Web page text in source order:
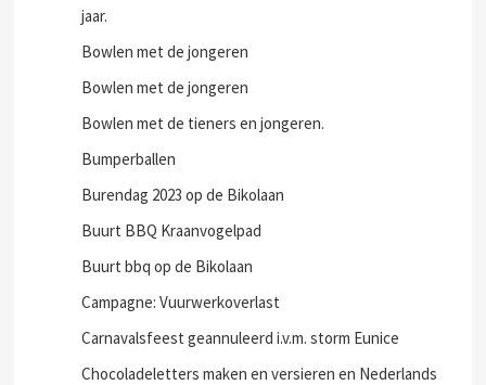
jaar.
Bowlen met de jongeren
Bowlen met de jongeren
Bowlen met de tieners en jongeren.
Bumperballen
Burendag 2023 op de Bikolaan
Buurt BBQ Kraanvogelpad
Buurt bbq op de Bikolaan
Campagne: Vuurwerkoverlast
Carnavalsfeest geannuleerd i.v.m. storm Eunice
Chocoladeletters maken en versieren en Nederlands